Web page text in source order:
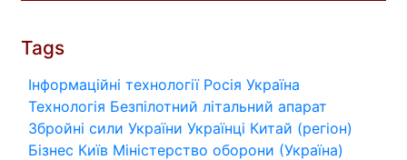
Tags
Інформаційні технології Росія Україна
Технологія Безпілотний літальний апарат
Збройні сили України Українці Китай (регіон)
Бізнес Київ Міністерство оборони (Україна)